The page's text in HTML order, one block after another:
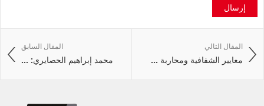
إرسال
المقال السابق
محمد إبراهيم الحصايري: ...
المقال التالي
معايير الشفافية ومحاربة ...